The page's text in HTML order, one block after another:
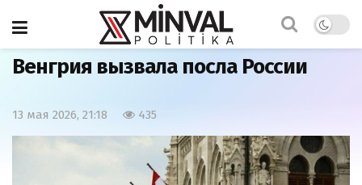
Главная
Венгрия вызвала посла России
13 мая 2026, 21:18 435